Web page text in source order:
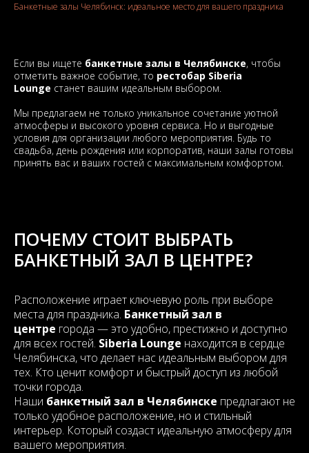
Банкетные залы Челябинск: идеальное место для вашего праздника
Если вы ищете банкетные залы в Челябинске, чтобы
отметить важное событие, то рестобар Siberia
Lounge станет вашим идеальным выбором.
Мы предлагаем не только уникальное сочетание уютной
атмосферы и высокого уровня сервиса. Но и выгодные
условия для организации любого мероприятия. Будь то
свадьба, день рождения или корпоратив, наши залы готовы
принять вас и ваших гостей с максимальным комфортом.
ПОЧЕМУ СТОИТ ВЫБРАТЬ
БАНКЕТНЫЙ ЗАЛ В ЦЕНТРЕ?
Расположение играет ключевую роль при выборе
места для праздника. Банкетный зал в
центре города — это удобно, престижно и доступно
для всех гостей. Siberia Lounge находится в сердце
Челябинска, что делает нас идеальным выбором для
тех. Кто ценит комфорт и быстрый доступ из любой
точки города.
Наши банкетный зал в Челябинске предлагают не
только удобное расположение, но и стильный
интерьер. Который создаст идеальную атмосферу для
вашего мероприятия.